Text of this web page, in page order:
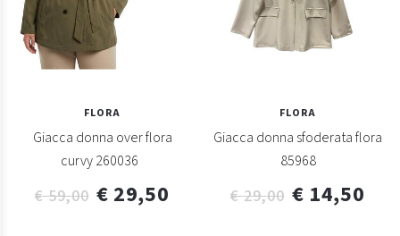
FLORA
Giacca donna over flora
curvy 260036
€ 59,00 € 29,50
FLORA
Giacca donna sfoderata flora
85968
€ 29,00 € 14,50